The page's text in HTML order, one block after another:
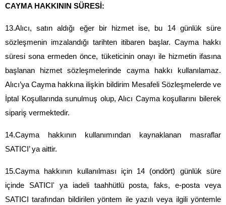
CAYMA HAKKININ SÜRESİ:
13.Alıcı, satın aldığı eğer bir hizmet ise, bu 14 günlük süre
sözleşmenin imzalandığı tarihten itibaren başlar. Cayma hakkı
süresi sona ermeden önce, tüketicinin onayı ile hizmetin ifasına
başlanan hizmet sözleşmelerinde cayma hakkı kullanılamaz.
Alıcı’ya Cayma hakkına ilişkin bildirim Mesafeli Sözleşmelerde ve
İptal Koşullarında sunulmuş olup, Alıcı Cayma koşullarını bilerek
sipariş vermektedir.
14.Cayma hakkının kullanımından kaynaklanan masraflar
SATICI’ ya aittir.
15.Cayma hakkının kullanılması için 14 (ondört) günlük süre
içinde SATICI' ya iadeli taahhütlü posta, faks, e-posta veya
SATICI tarafından bildirilen yöntem ile yazılı veya ilgili yöntemle